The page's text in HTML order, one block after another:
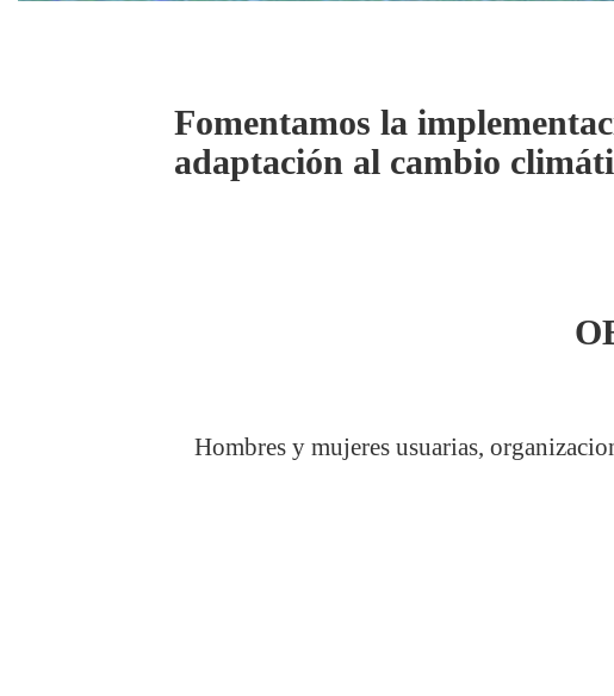
Fomentamos la
adaptación al cambio
Hombres y mujeres usuarias,